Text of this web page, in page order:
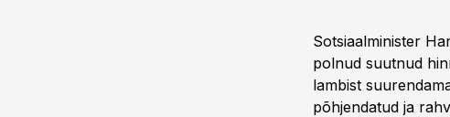
Sotsiaalminister
polnud suutnud
lambist
põhjendatud ja